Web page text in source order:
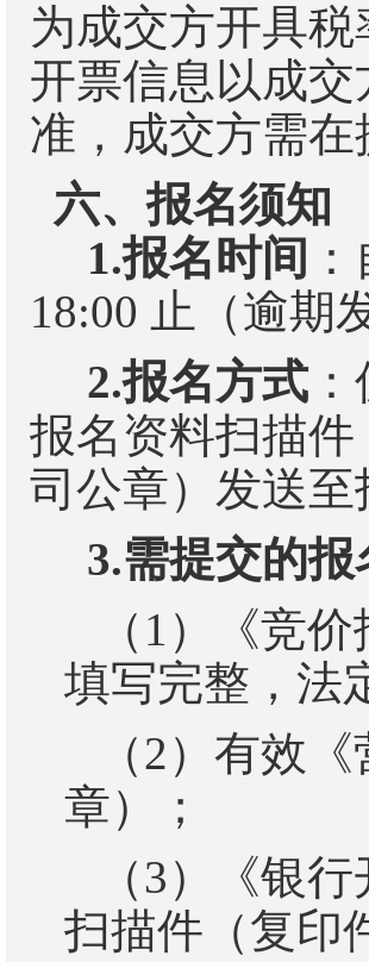
为成交方开具税
开票信息以成
准，成交方需
六、报名须知
1.报名时间
18:00 止（逾期
2.报名方式
报名资料扫描件
司公章）发送
3.需提交的
（ 1 ）
《竞
填写完整，法
（2） 有效《
章）；
（3）
《银
扫描件（复印